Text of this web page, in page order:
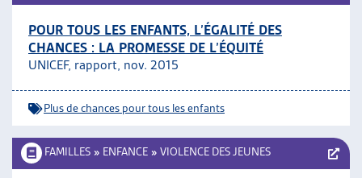
POUR TOUS LES ENFANTS, L’ÉGALITÉ DES
CHANCES : LA PROMESSE DE L’ÉQUITÉ
UNICEF, rapport, nov. 2015
Plus de chances pour tous les enfants
FAMILLES » ENFANCE » VIOLENCE DES JEUNES